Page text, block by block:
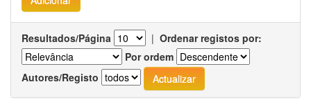
Resultados/Página | Ordenar registos por:
Por ordem
Autores/Registo